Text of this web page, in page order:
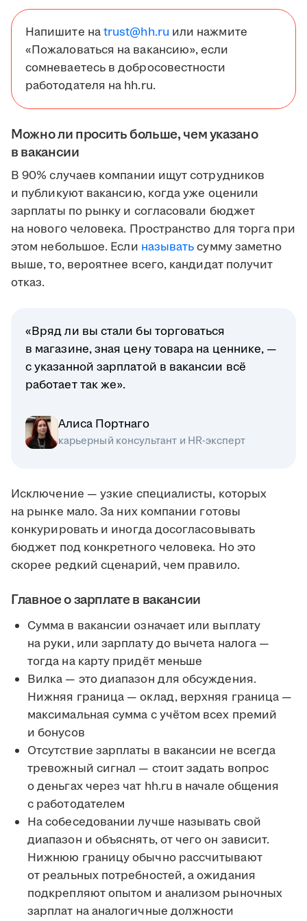
Напишите наtrust@hh.ru или нажмите
«Пожаловаться на вакансию», если
сомневаетесь в добросовестности
работодателя на hh.ru.
Можно ли просить больше, чем указано
в вакансии
В 90% случаев компании ищут сотрудников
и публикуют вакансию, когда уже оценили
зарплаты по рынку и согласовали бюджет
на нового человека. Пространство для торга при
этом небольшое. Если называтьсумму заметно
выше, то, вероятнее всего, кандидат получит
отказ.
«Вряд ли вы стали бы торговаться
в магазине, зная цену товара на ценнике, —
с указанной зарплатой в вакансии всё
работает так же».
Алиса Портнаго
карьерный консультант и HR-эксперт
Исключение — узкие специалисты, которых
на рынке мало. За них компании готовы
конкурировать и иногда досогласовывать
бюджет под конкретного человека. Но это
скорее редкий сценарий, чем правило.
Главное о зарплате в вакансии
Сумма в вакансии означает или выплату
на руки, или зарплату до вычета налога —
тогда на карту придёт меньше
Вилка — это диапазон для обсуждения.
Нижняя граница — оклад, верхняя граница —
максимальная сумма с учётом всех премий
и бонусов
Отсутствие зарплаты в вакансии не всегда
тревожный сигнал — стоит задать вопрос
о деньгах через чат hh.ru в начале общения
с работодателем
На собеседовании лучше называть свой
диапазон и объяснять, от чего он зависит.
Нижнюю границу обычно рассчитывают
от реальных потребностей, а ожидания
подкрепляют опытом и анализом рыночных
зарплат на аналогичные должности